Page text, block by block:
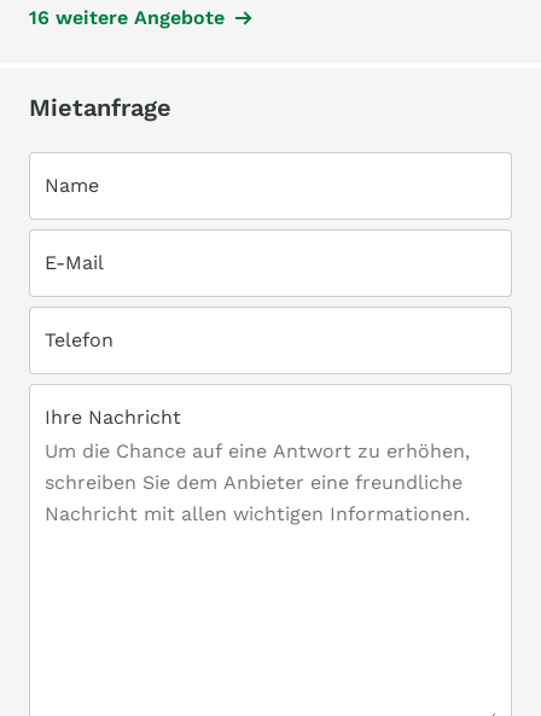
16 weitere Angebote
Mietanfrage
Name
E-Mail
Telefon
Ihre Nachricht